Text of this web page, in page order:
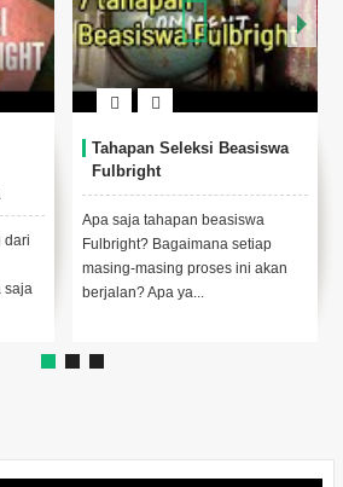
dari
saja
Tahapan Seleksi Beasiswa
Fulbright
Apa saja tahapan beasiswa
Fulbright? Bagaimana setiap
masing-masing proses ini akan
berjalan? Apa ya...